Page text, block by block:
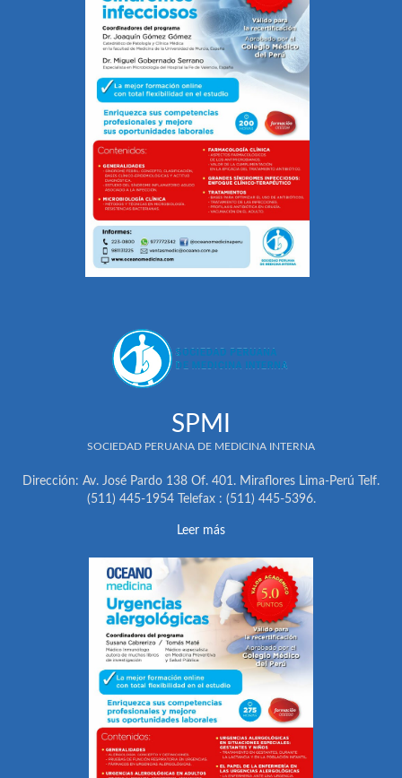
SPMI
SOCIEDAD PERUANA DE MEDICINA INTERNA
Dirección: Av. José Pardo 138 Of. 401. Miraflores Lima-Perú Telf.
(511) 445-1954 Telefax : (511) 445-5396.
Leer más